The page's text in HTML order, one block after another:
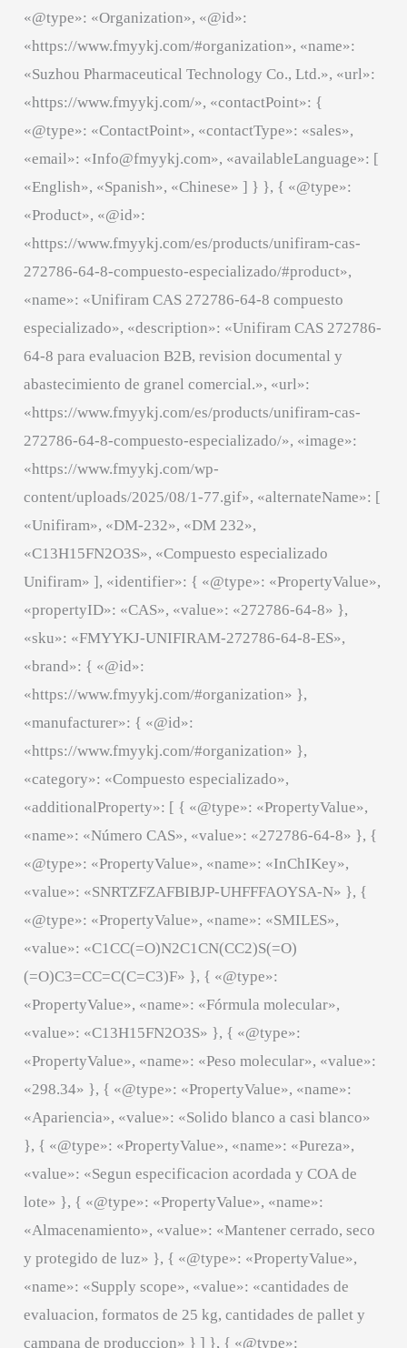
«@type»: «Organization», «@id»:
«https://www.fmyykj.com/#organization», «name»:
«Suzhou Pharmaceutical Technology Co., Ltd.», «url»:
«https://www.fmyykj.com/», «contactPoint»: {
«@type»: «ContactPoint», «contactType»: «sales»,
«email»: «Info@fmyykj.com», «availableLanguage»: [
«English», «Spanish», «Chinese» ] } }, { «@type»:
«Product», «@id»:
«https://www.fmyykj.com/es/products/unifiram-cas-
272786-64-8-compuesto-especializado/#product»,
«name»: «Unifiram CAS 272786-64-8 compuesto
especializado», «description»: «Unifiram CAS 272786-
64-8 para evaluacion B2B, revision documental y
abastecimiento de granel comercial.», «url»:
«https://www.fmyykj.com/es/products/unifiram-cas-
272786-64-8-compuesto-especializado/», «image»:
«https://www.fmyykj.com/wp-
content/uploads/2025/08/1-77.gif», «alternateName»: [
«Unifiram», «DM-232», «DM 232»,
«C13H15FN2O3S», «Compuesto especializado
Unifiram» ], «identifier»: { «@type»: «PropertyValue»,
«propertyID»: «CAS», «value»: «272786-64-8» },
«sku»: «FMYYKJ-UNIFIRAM-272786-64-8-ES»,
«brand»: { «@id»:
«https://www.fmyykj.com/#organization» },
«manufacturer»: { «@id»:
«https://www.fmyykj.com/#organization» },
«category»: «Compuesto especializado»,
«additionalProperty»: [ { «@type»: «PropertyValue»,
«name»: «Número CAS», «value»: «272786-64-8» }, {
«@type»: «PropertyValue», «name»: «InChIKey»,
«value»: «SNRTZFZAFBIBJP-UHFFFAOYSA-N» }, {
«@type»: «PropertyValue», «name»: «SMILES»,
«value»: «C1CC(=O)N2C1CN(CC2)S(=O)
(=O)C3=CC=C(C=C3)F» }, { «@type»:
«PropertyValue», «name»: «Fórmula molecular»,
«value»: «C13H15FN2O3S» }, { «@type»:
«PropertyValue», «name»: «Peso molecular», «value»:
«298.34» }, { «@type»: «PropertyValue», «name»:
«Apariencia», «value»: «Solido blanco a casi blanco»
}, { «@type»: «PropertyValue», «name»: «Pureza»,
«value»: «Segun especificacion acordada y COA de
lote» }, { «@type»: «PropertyValue», «name»:
«Almacenamiento», «value»: «Mantener cerrado, seco
y protegido de luz» }, { «@type»: «PropertyValue»,
«name»: «Supply scope», «value»: «cantidades de
evaluacion, formatos de 25 kg, cantidades de pallet y
campana de produccion» } ] }, { «@type»: